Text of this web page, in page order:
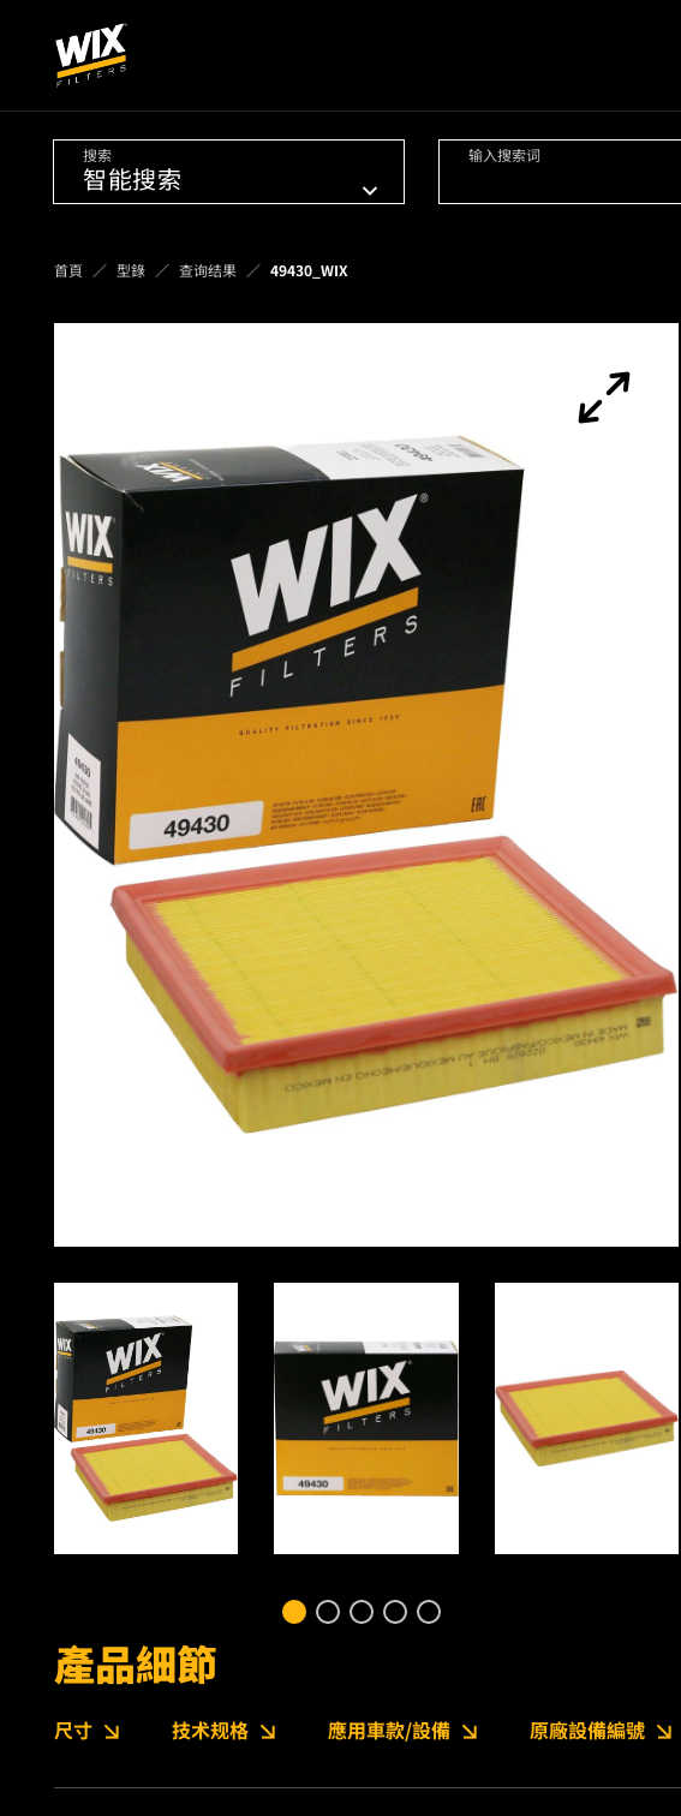
搜索 输入搜索词
首頁 型錄 查询结果 49430_WIX
產品細節
尺寸 技术规格 應用車款/設備 原廠設備編號